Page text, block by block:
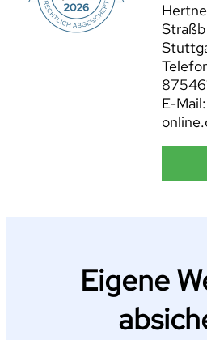
E-
Eigene